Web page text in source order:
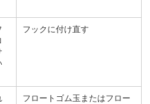
フックに付け直す
フロートゴム玉またはフロー